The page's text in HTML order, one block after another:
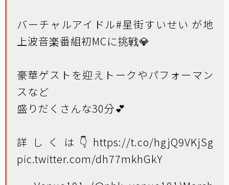
バーチャルアイドル#星街すいせい が地
上波音楽番組初MCに挑戦💎
豪華ゲストを迎えトークやパフォーマン
スなど
盛りだくさんな30分💕
詳しくは👇 https://t.co/hgjQ9VKjSg
pic.twitter.com/dh77mkhGkY